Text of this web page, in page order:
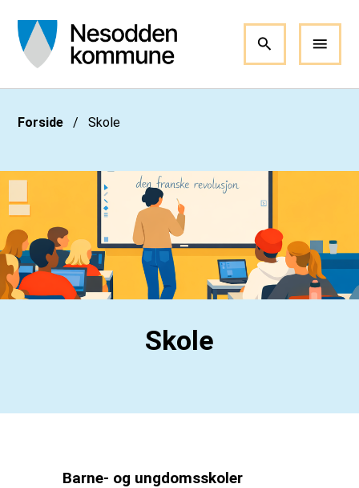
Du er her:
Forside Skole
Skole
Barne- og ungdomsskoler